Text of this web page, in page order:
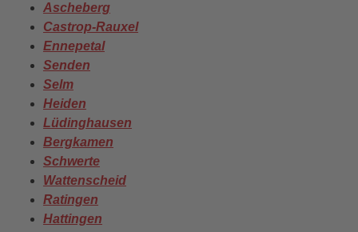
Ascheberg
Castrop-Rauxel
Ennepetal
Senden
Selm
Heiden
Lüdinghausen
Bergkamen
Schwerte
Wattenscheid
Ratingen
Hattingen